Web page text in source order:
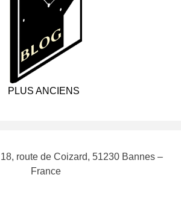
PLUS ANCIENS
 18, route de Coizard, 51230 Bannes –
France